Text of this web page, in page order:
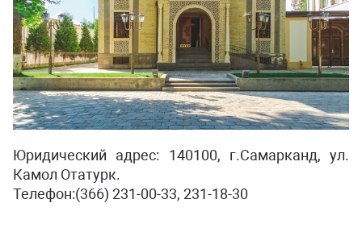
Юридический адрес: 140100, г.Самарканд, ул.
Камол Отатурк.
Телефон:(366) 231-00-33, 231-18-30